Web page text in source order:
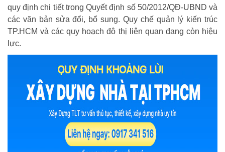
quy định chi tiết trong Quyết định số 50/2012/QĐ-UBND và
các văn bản sửa đổi, bổ sung. Quy chế quản lý kiến trúc
TP.HCM và các quy hoạch đô thị liên quan đang còn hiệu
lực.